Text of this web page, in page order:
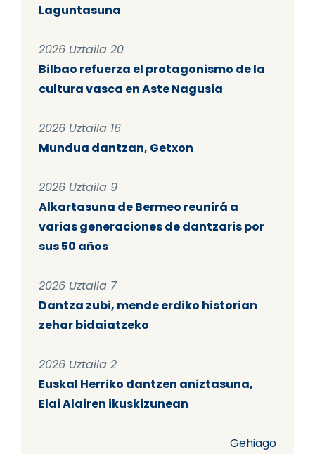
Laguntasuna
2026 Uztaila 20
Bilbao refuerza el protagonismo de la
cultura vasca en Aste Nagusia
2026 Uztaila 16
Mundua dantzan, Getxon
2026 Uztaila 9
Alkartasuna de Bermeo reunirá a
varias generaciones de dantzaris por
sus 50 años
2026 Uztaila 7
Dantza zubi, mende erdiko historian
zehar bidaiatzeko
2026 Uztaila 2
Euskal Herriko dantzen aniztasuna,
Elai Alairen ikuskizunean
Gehiago